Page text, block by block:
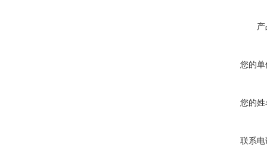
您的单
您的姓
联系电